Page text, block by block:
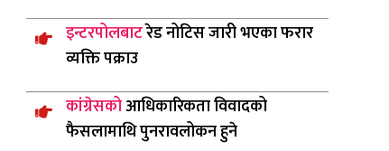
इन्टरपोलबाटरेड नोटिस जारी भएका फरार
व्यक्ति पक्राउ
कांग्रेसकोआधिकारिकता विवादको
फैसलामाथि पुनरावलोकन हुने